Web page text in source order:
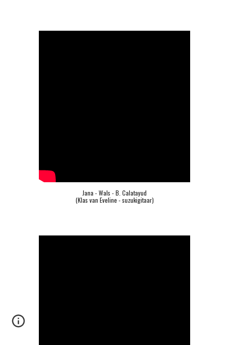
Jana - Wals - B. Calatayud
(Klas van Eveline - suzukigitaar)